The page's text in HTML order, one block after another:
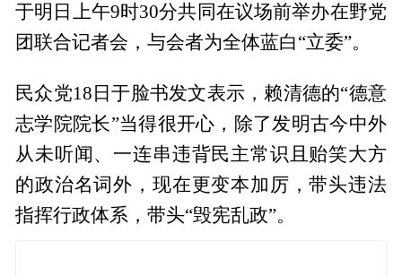
于明日上午9时30分共同在议场前举办在野党
团联合记者会，与会者为全体蓝白“立委”。
民众党18日于脸书发文表示，赖清德的“德意
志学院院长”当得很开心，除了发明古今中外
从未听闻、一连串违背民主常识且贻笑大方
的政治名词外，现在更变本加厉，带头违法
指挥行政体系，带头“毁宪乱政”。